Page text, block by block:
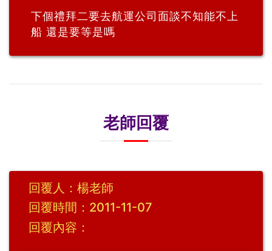
下個禮拜二要去航運公司面談不知能不上
船 還是要等是嗎
老師回覆
回覆人：楊老師
回覆時間：2011-11-07
回覆內容：